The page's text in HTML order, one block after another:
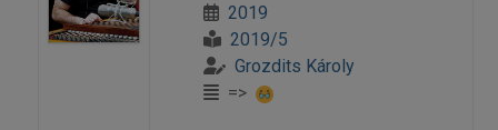
2019
2019/5
Grozdits Károly
=>